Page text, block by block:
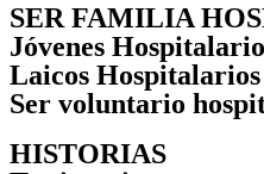
SER FAMILIA
Jóvenes
Laicos Hospitalarios
Ser voluntario
HISTORIAS